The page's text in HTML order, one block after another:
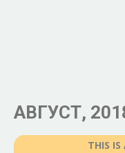
АВГУСТ,
THIS IS